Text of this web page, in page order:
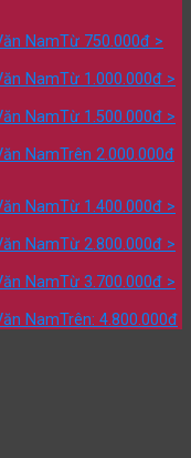
Từ 750.000đ >
Từ 1.000.000đ >
Từ 1.500.000đ >
Trên 2.000.000đ
Từ 1.400.000đ >
Từ 2.800.000đ >
Từ 3.700.000đ >
Trên: 4.800.000đ